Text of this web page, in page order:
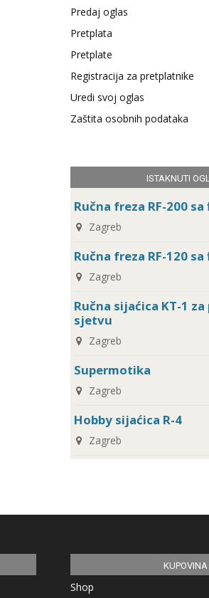
Predaj oglas
Pretplata
Pretplate
Registracija za pretplatnike
Uredi svoj oglas
Zaštita osobnih podataka
ISTAKNUTI
Ručna freza RF-200
Zagreb
Ručna freza RF-120
Zagreb
Ručna sijaćica KT-1
sjetvu
Zagreb
Supermotika
Zagreb
Hobby sijaćica R-4
Zagreb
KUPOVINA
Shop